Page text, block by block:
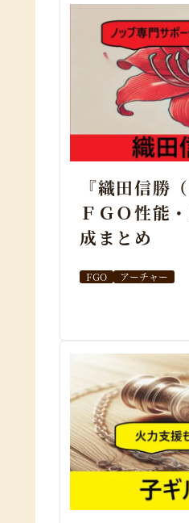
『織田信勝
ＦＧＯ性能
成まとめ
FGO アーチャー